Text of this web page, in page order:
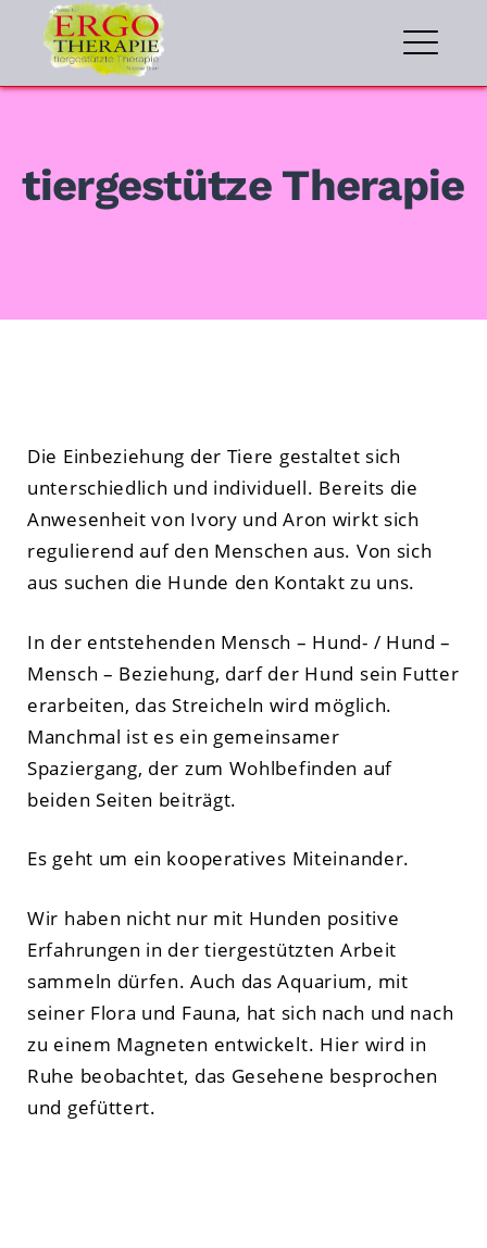
tiergestütze Therapie
Die Einbeziehung der Tiere gestaltet sich
unterschiedlich und individuell. Bereits die
Anwesenheit von Ivory und Aron wirkt sich
regulierend auf den Menschen aus. Von sich
aus suchen die Hunde den Kontakt zu uns.
In der entstehenden Mensch – Hund- / Hund –
Mensch – Beziehung, darf der Hund sein Futter
erarbeiten, das Streicheln wird möglich.
Manchmal ist es ein gemeinsamer
Spaziergang, der zum Wohlbefinden auf
beiden Seiten beiträgt.
Es geht um ein kooperatives Miteinander.
Wir haben nicht nur mit Hunden positive
Erfahrungen in der tiergestützten Arbeit
sammeln dürfen. Auch das Aquarium, mit
seiner Flora und Fauna, hat sich nach und nach
zu einem Magneten entwickelt. Hier wird in
Ruhe beobachtet, das Gesehene besprochen
und gefüttert.